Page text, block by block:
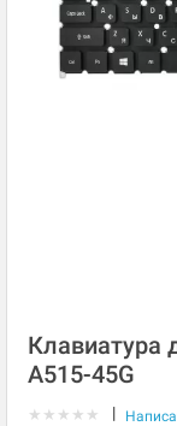
Клавиатура
A515-45G
★ ★ ★ ★ ★ |